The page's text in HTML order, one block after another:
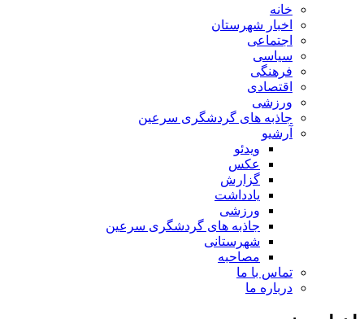
خانه
اخبار شهرستان
اجتماعی
سیاسی
فرهنگی
اقتصادی
ورزشی
جاذبه های گردشگری سرعین
آرشیو
ویدئو
عکس
گزارش
یادداشت
ورزشی
جاذبه های گردشگری سرعین
شهرستانی
مصاحبه
تماس با ما
درباره ما